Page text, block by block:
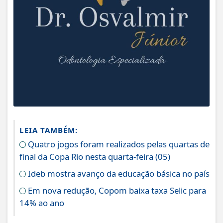
LEIA TAMBÉM:
Quatro jogos foram realizados pelas quartas de
final da Copa Rio nesta quarta-feira (05)
Ideb mostra avanço da educação básica no país
Em nova redução, Copom baixa taxa Selic para
14% ao ano